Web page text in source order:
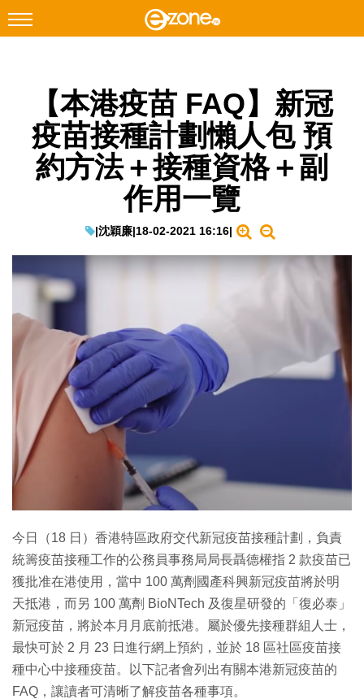
Facebook Instagram
科技焦點
網絡生活
EduTech
生成式AI與雲端應用
Enterprise Digital Transformation
特集
【本港疫苗 FAQ】新冠
疫苗接種計劃懶人包 預
約方法＋接種資格＋副
作用一覽
|沈穎廉|18-02-2021 16:16|
今日（18 日）香港特區政府交代新冠疫苗接種計劃，負責
統籌疫苗接種工作的公務員事務局局長聶德權指 2 款疫苗已
獲批准在港使用，當中 100 萬劑國產科興新冠疫苗將於明
天抵港，而另 100 萬劑 BioNTech 及復星研發的「復必泰」
新冠疫苗，將於本月月底前抵港。屬於優先接種群組人士，
最快可於 2 月 23 日進行網上預約，並於 18 區社區疫苗接
種中心中接種疫苗。以下記者會列出有關本港新冠疫苗的
FAQ，讓讀者可清晰了解疫苗各種事項。